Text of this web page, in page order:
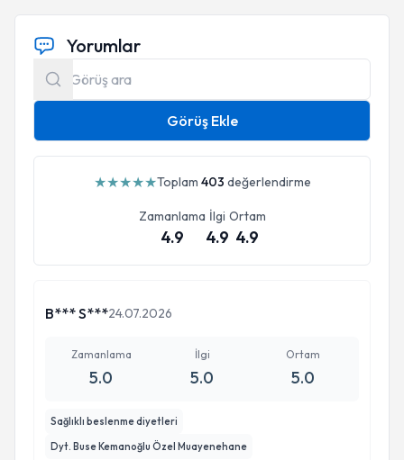
Yorumlar
Görüş Ekle
★★★★★Toplam 403 değerlendirme
Zamanlama
4.9
İlgi
4.9
Ortam
4.9
B*** S***24.07.2026
Zamanlama
5.0
İlgi
5.0
Ortam
5.0
Sağlıklı beslenme diyetleri
Dyt. Buse Kemanoğlu Özel Muayenehane